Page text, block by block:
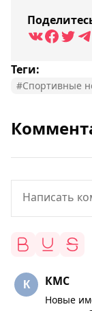
Теги:
#Спортивные
КМС
Новые